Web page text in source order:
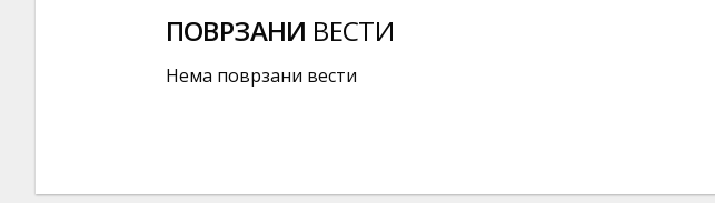
ПОВРЗАНИ ВЕСТИ
Нема поврзани вести